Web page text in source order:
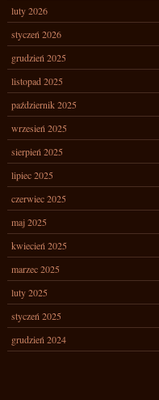
luty 2026
styczeń 2026
grudzień 2025
listopad 2025
październik 2025
wrzesień 2025
sierpień 2025
lipiec 2025
czerwiec 2025
maj 2025
kwiecień 2025
marzec 2025
luty 2025
styczeń 2025
grudzień 2024